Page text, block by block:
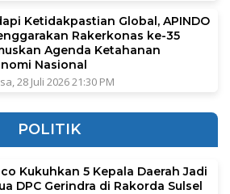
Ketidakpastian Global, APINDO
Rakerkonas ke-35
Agenda Ketahanan
Nasional
28 Juli 2026 21:30 PM
POLITIK
Kukuhkan 5 Kepala Daerah Jadi
DPC Gerindra di Rakorda Sulsel